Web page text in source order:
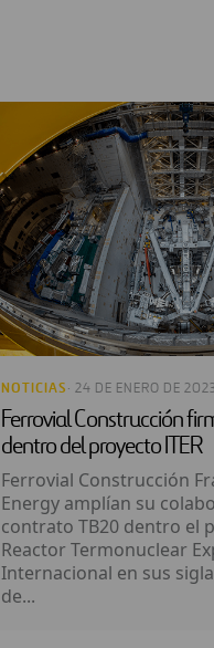
NOTICIAS · 24 DE ENERO DE 2023
Ferrovial Construcción
dentro del proyecto ITER
Ferrovial Construcción
Energy amplían su
contrato TB20 dentro el
Reactor Termonuclear
Internacional en sus
de...